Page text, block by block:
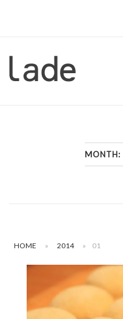
Home
MONTH:
HOME » 2014 » 01